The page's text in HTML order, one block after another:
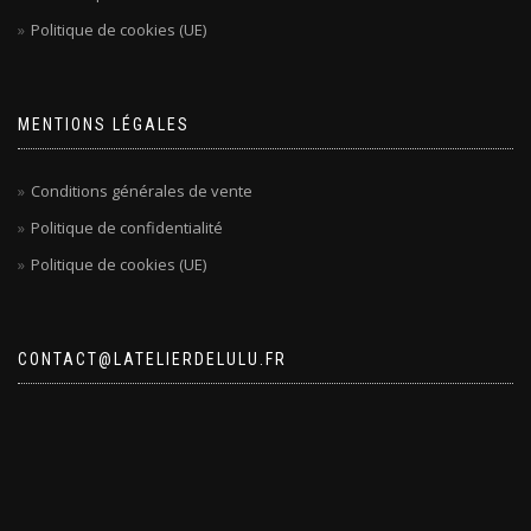
Politique de cookies (UE)
MENTIONS LÉGALES
Conditions générales de vente
Politique de confidentialité
Politique de cookies (UE)
CONTACT@LATELIERDELULU.FR